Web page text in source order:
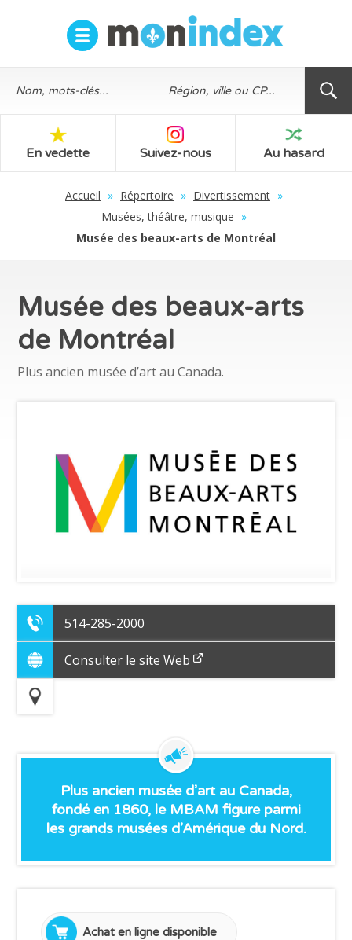
En vedette Suivez-nous Au hasard
Accueil » Répertoire » Divertissement »
Musées, théâtre, musique »
Musée des beaux-arts de Montréal
Musée des beaux-arts
de Montréal
Plus ancien musée d’art au Canada.
514-285-2000
Consulter le site Web
Plus ancien musée d’art au Canada,
fondé en 1860, le MBAM figure parmi
les grands musées d’Amérique du Nord.
Achat en ligne disponible